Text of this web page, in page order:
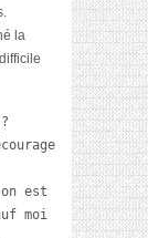
la
après 1
est pas mieux
moi ?